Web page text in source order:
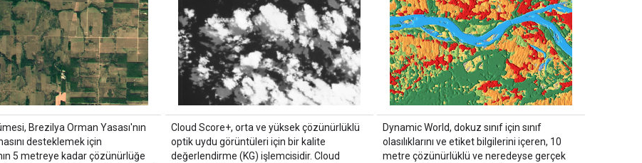
Brezilya Orman Yasası'nın
desteklemek için
5 metreye kadar çözünürlüğe
Cloud Score+, orta ve yüksek çözünürlüklü
optik uydu görüntüleri için bir kalite
değerlendirme (KG) işlemcisidir. Cloud
Dynamic World, dokuz sınıf için sınıf
olasılıklarını ve etiket bilgilerini içeren, 10
metre çözünürlüklü ve neredeyse gerçek